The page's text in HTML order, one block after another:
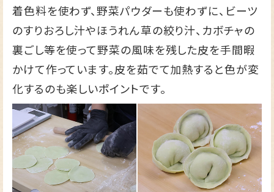
着色料を使わず、野菜パウダーも使わずに、ビーツ
のすりおろし汁やほうれん草の絞り汁、カボチャの
裏ごし等を使って野菜の風味を残した皮を手間暇
かけて作っています。皮を茹でて加熱すると色が変
化するのも楽しいポイントです。